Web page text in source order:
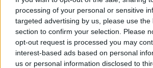
processing of your personal or sensitive
targeted advertising by us, please use the
section to confirm your selection. Please
opt-out request is processed you may
interest-based ads based on personal
us or personal information disclosed to
Σπίτι Κρητη Αρχιτεκτονικη